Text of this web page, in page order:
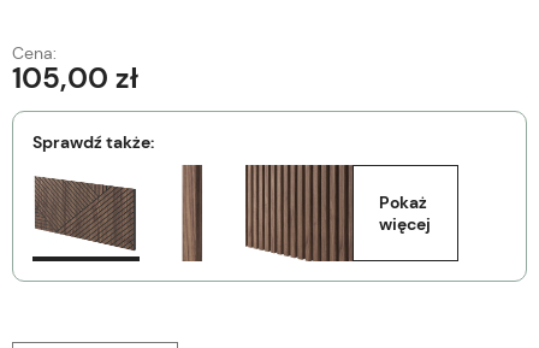
Cena:
105,00 zł
Sprawdź także:
Pokaż
więcej